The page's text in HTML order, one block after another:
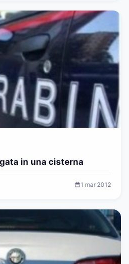
in una cisterna
1 mar 2012